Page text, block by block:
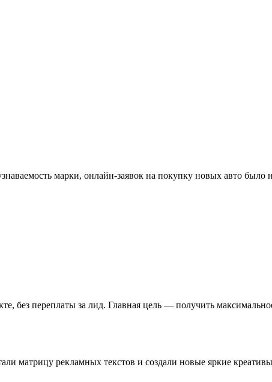
марки, онлайн-заявок на покупку новых авто было
без переплаты за лид. Главная цель — получить
матрицу рекламных текстов и создали новые яркие креативы